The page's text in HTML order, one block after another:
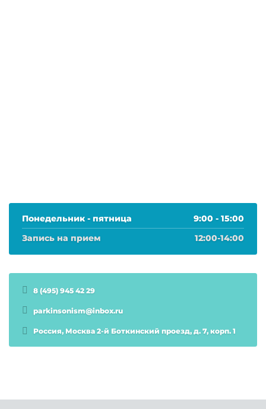
Понедельник - пятница
9:00 - 15:00
Запись на прием
12:00-14:00
8 (495) 945 42 29
parkinsonism@inbox.ru
Россия, Москва 2-й Боткинский проезд, д. 7, корп. 1